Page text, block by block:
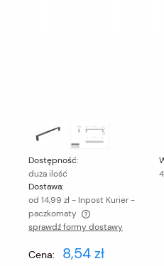
Dostępność:
duża ilość
Dostawa:
od 14,99 zł- Inpost Kurier -
paczkomaty
Cena nie zawiera
sprawdź formy dostawy
Cena: 8,54 zł